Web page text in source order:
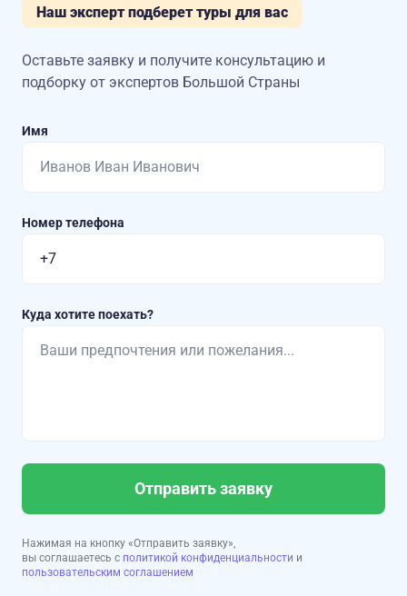
Наш эксперт подберет туры для вас
Оставьте заявку и получите консультацию и
подборку от экспертов Большой Страны
Имя
Номер телефона
Куда хотите поехать?
Отправить заявку
Нажимая на кнопку «Отправить заявку»,
вы соглашаетесь с политикой конфиденциальности и
пользовательским соглашением